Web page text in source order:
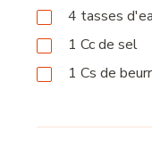
4 tasses
1 Ccde sel
1 Cs de